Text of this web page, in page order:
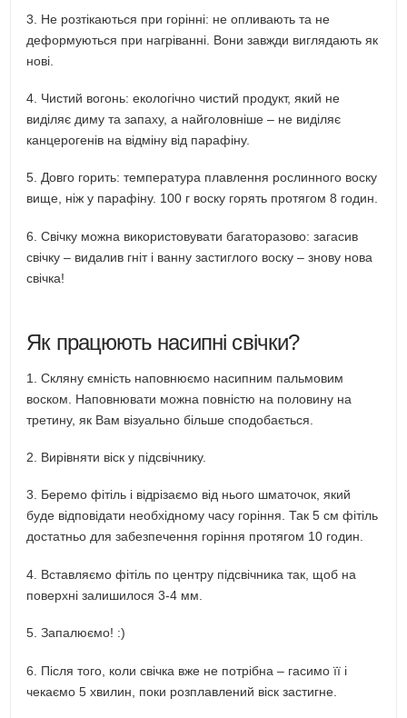
3. Не розтікаються при горінні: не опливають та не
деформуються при нагріванні. Вони завжди виглядають як
нові.
4. Чистий вогонь: екологічно чистий продукт, який не
виділяє диму та запаху, а найголовніше – не виділяє
канцерогенів на відміну від парафіну.
5. Довго горить: температура плавлення рослинного воску
вище, ніж у парафіну. 100 г воску горять протягом 8 годин.
6. Свічку можна використовувати багаторазово: загасив
свічку – видалив гніт і ванну застиглого воску – знову нова
свічка!
Як працюють насипні свічки?
1. Скляну ємність наповнюємо насипним пальмовим
воском. Наповнювати можна повністю на половину на
третину, як Вам візуально більше сподобається.
2. Вирівняти віск у підсвічнику.
3. Беремо фітіль і відрізаємо від нього шматочок, який
буде відповідати необхідному часу горіння. Так 5 см фітіль
достатньо для забезпечення горіння протягом 10 годин.
4. Вставляємо фітіль по центру підсвічника так, щоб на
поверхні залишилося 3-4 мм.
5. Запалюємо! :)
6. Після того, коли свічка вже не потрібна – гасимо її і
чекаємо 5 хвилин, поки розплавлений віск застигне.